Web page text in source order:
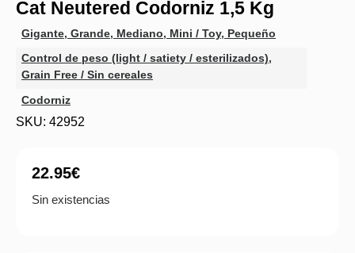
Cat Neutered Codorniz 1,5 Kg
Gigante, Grande, Mediano, Mini / Toy, Pequeño
Control de peso (light / satiety / esterilizados),
Grain Free / Sin cereales
Codorniz
SKU: 42952
22.95€
Sin existencias